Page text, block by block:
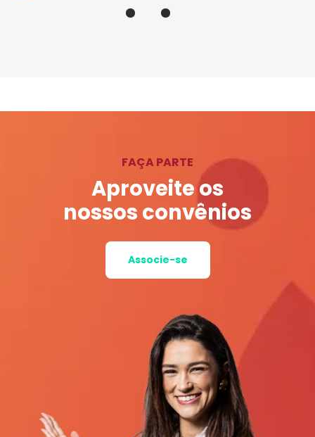
FAÇA PARTE
Aproveite os
nossos convênios
Associe-se